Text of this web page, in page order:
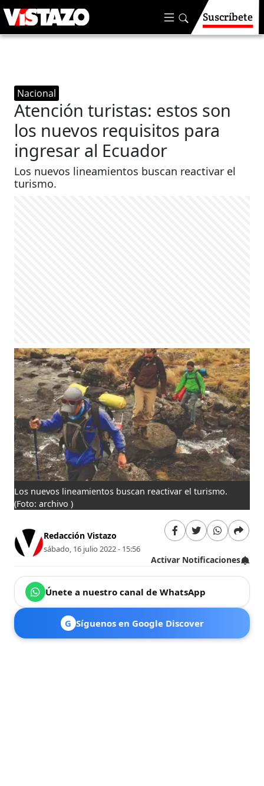
Suscríbete
Nacional
Atención turistas: estos son
los nuevos requisitos para
ingresar al Ecuador
Los nuevos lineamientos buscan reactivar el
turismo.
Los nuevos lineamientos buscan reactivar el turismo.
(Foto: archivo )
Redacción Vistazo
sábado, 16 julio 2022 - 15:56
Activar Notificaciones
Únete a nuestro canal de WhatsApp
G Síguenos en Google Discover